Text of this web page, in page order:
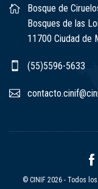
Bosque de
Bosques de las
11700 Ciudad de
(55)5596-5633
© CINIF 2026 - Todos